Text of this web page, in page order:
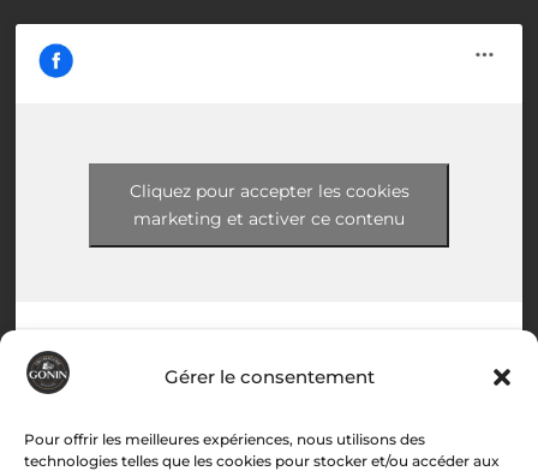
Gérer le consentement
Pour offrir les meilleures expériences, nous utilisons des
technologies telles que les cookies pour stocker et/ou accéder aux
Cliquez pour accepter les cookies
marketing et activer ce contenu
Menu